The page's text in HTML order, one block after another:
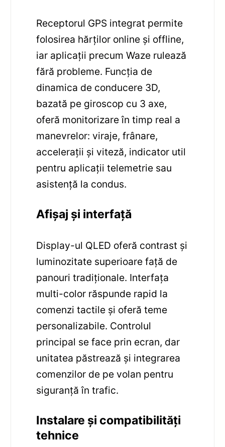
Receptorul GPS integrat permite
folosirea hărților online și offline,
iar aplicații precum Waze rulează
fără probleme. Funcția de
dinamica de conducere 3D,
bazată pe giroscop cu 3 axe,
oferă monitorizare în timp real a
manevrelor: viraje, frânare,
accelerații și viteză, indicator util
pentru aplicații telemetrie sau
asistență la condus.
Afișaj și interfață
Display-ul QLED oferă contrast și
luminozitate superioare față de
panouri tradiționale. Interfața
multi-color răspunde rapid la
comenzi tactile și oferă teme
personalizabile. Controlul
principal se face prin ecran, dar
unitatea păstrează și integrarea
comenzilor de pe volan pentru
siguranță în trafic.
Instalare și compatibilități
tehnice